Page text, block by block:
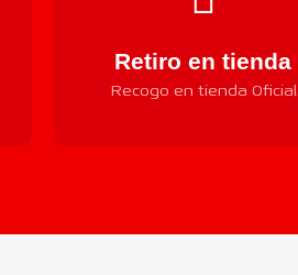
Retiro en tienda
Recogo en tienda Oficial